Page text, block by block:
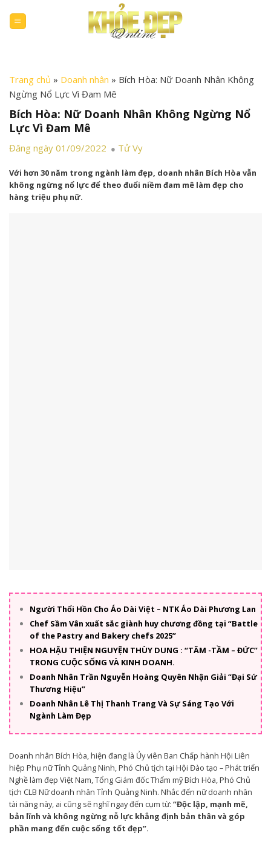
content
Trang chủ » Doanh nhân » Bích Hòa: Nữ Doanh Nhân Không
Ngừng Nổ Lực Vì Đam Mê
Bích Hòa: Nữ Doanh Nhân Không Ngừng Nổ
Lực Vì Đam Mê
Đăng ngày 01/09/2022 Tử Vy
Với hơn 30 năm trong ngành làm đẹp, doanh nhân Bích Hòa vẫn
không ngừng nổ lực để theo đuổi niềm đam mê làm đẹp cho
hàng triệu phụ nữ.
Người Thổi Hồn Cho Áo Dài Việt – NTK Áo Dài Phương Lan
Chef Sầm Vân xuất sắc giành huy chương đồng tại “Battle
of the Pastry and Bakery chefs 2025”
HOA HẬU THIỆN NGUYỆN THÙY DUNG : “TÂM -TẦM – ĐỨC”
TRONG CUỘC SỐNG VÀ KINH DOANH.
Doanh Nhân Trần Nguyễn Hoàng Quyên Nhận Giải “Đại Sứ
Thương Hiệu”
Doanh Nhân Lê Thị Thanh Trang Và Sự Sáng Tạo Với
Ngành Làm Đẹp
Doanh nhân Bích Hòa, hiện đang là Ủy viên Ban Chấp hành Hội Liên
hiệp Phụ nữ Tỉnh Quảng Ninh, Phó Chủ tịch tại Hội Đào tạo – Phát triển
Nghề làm đẹp Việt Nam, Tổng Giám đốc Thẩm mỹ Bích Hòa, Phó Chủ
tịch CLB Nữ doanh nhân Tỉnh Quảng Ninh. Nhắc đến nữ doanh nhân
tài năng này, ai cũng sẽ nghĩ ngay đến cụm từ: “Độc lập, mạnh mẽ,
bản lĩnh và không ngừng nỗ lực khẳng định bản thân và góp
phần mang đến cuộc sống tốt đẹp”.